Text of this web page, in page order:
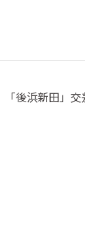
後浜新田」交